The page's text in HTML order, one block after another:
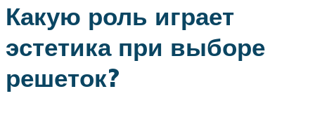
Какую роль играет
эстетика при выборе
решеток?